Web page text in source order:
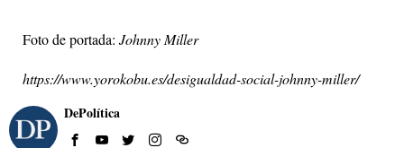
Foto de portada: Johnny Miller
https://www.yorokobu.es/desigualdad-social-johnny-miller/
DePolítica